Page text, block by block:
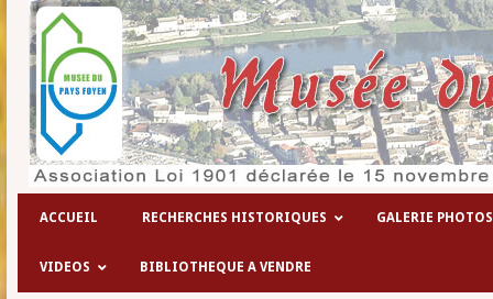
Les hôpitaux temporaires de la 1°
ACCUEIL RECHERCHES HISTORIQUES GALERIE PHOTOS
VIDEOS BIBLIOTHEQUE A VENDRE